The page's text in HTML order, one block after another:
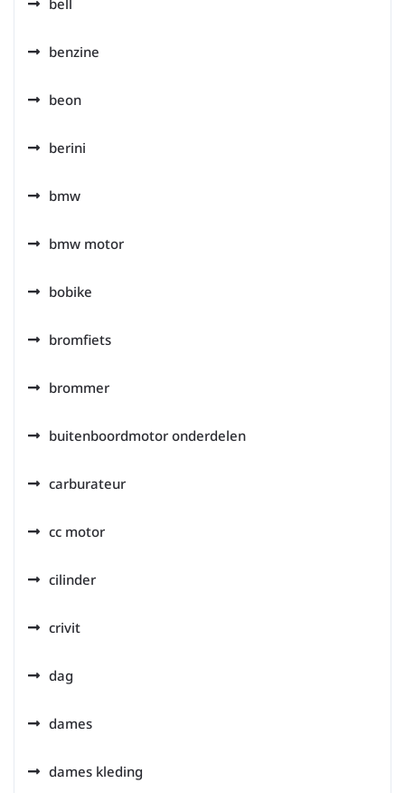
bell
benzine
beon
berini
bmw
bmw motor
bobike
bromfiets
brommer
buitenboordmotor onderdelen
carburateur
cc motor
cilinder
crivit
dag
dames
dames kleding